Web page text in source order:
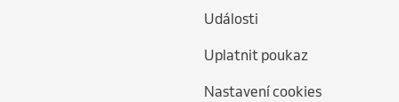
Události
Uplatnit poukaz
Nastavení cookies